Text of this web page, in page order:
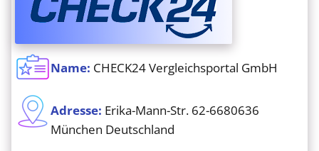
Name: CHECK24 Vergleichsportal GmbH
Adresse: Erika-Mann-Str. 62-6680636
München Deutschland